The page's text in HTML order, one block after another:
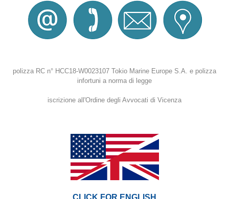
polizza RC n° HCC18-W0023107 Tokio Marine Europe S.A. e polizza
infortuni a norma di legge
iscrizione all'Ordine degli Avvocati di Vicenza